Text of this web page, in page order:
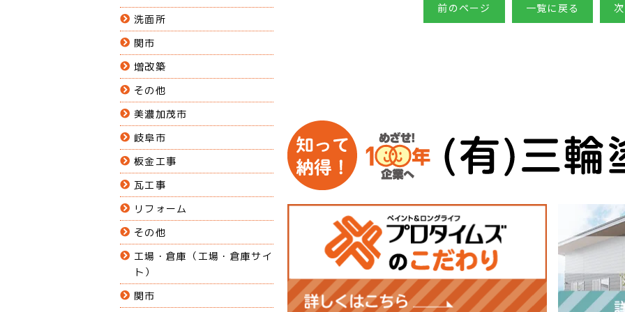
前のページ 一覧に戻る
洗面所
関市
増改築
その他
美濃加茂市
岐阜市
板金工事
瓦工事
リフォーム
その他
工場・倉庫（工場・倉庫サイ
ト）
関市